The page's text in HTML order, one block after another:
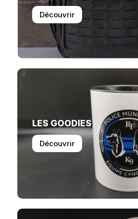
Découvrir
LES GOODIES
Découvrir